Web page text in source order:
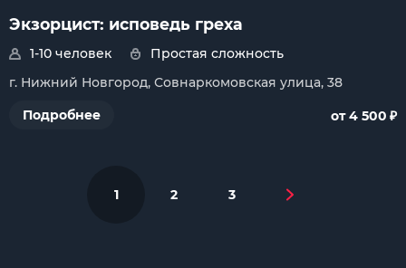
Экзорцист: исповедь греха
1-10 человек
Простая сложность
г. Нижний Новгород, Совнаркомовская улица, 38
Подробнее
от 4 500 ₽
1 2 3